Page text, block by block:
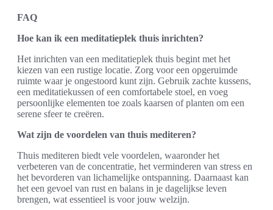
FAQ
Hoe kan ik een meditatieplek thuis inrichten?
Het inrichten van een meditatieplek thuis begint met het
kiezen van een rustige locatie. Zorg voor een opgeruimde
ruimte waar je ongestoord kunt zijn. Gebruik zachte kussens,
een meditatiekussen of een comfortabele stoel, en voeg
persoonlijke elementen toe zoals kaarsen of planten om een
serene sfeer te creëren.
Wat zijn de voordelen van thuis mediteren?
Thuis mediteren biedt vele voordelen, waaronder het
verbeteren van de concentratie, het verminderen van stress en
het bevorderen van lichamelijke ontspanning. Daarnaast kan
het een gevoel van rust en balans in je dagelijkse leven
brengen, wat essentieel is voor jouw welzijn.